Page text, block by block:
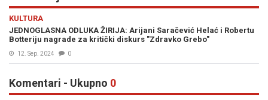
KULTURA
JEDNOGLASNA ODLUKA ŽIRIJA: Arijani Saračević Helać i Robertu
Botteriju nagrade za kritički diskurs "Zdravko Grebo"
12. Sep. 2024 0
Komentari - Ukupno 0